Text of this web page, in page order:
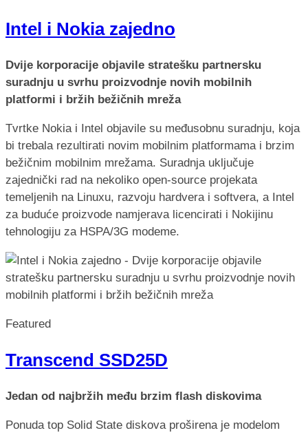
Intel i Nokia zajedno
Dvije korporacije objavile stratešku partnersku
suradnju u svrhu proizvodnje novih mobilnih
platformi i bržih bežičnih mreža
Tvrtke Nokia i Intel objavile su međusobnu suradnju, koja
bi trebala rezultirati novim mobilnim platformama i brzim
bežičnim mobilnim mrežama. Suradnja uključuje
zajednički rad na nekoliko open-source projekata
temeljenih na Linuxu, razvoju hardvera i softvera, a Intel
za buduće proizvode namjerava licencirati i Nokijinu
tehnologiju za HSPA/3G modeme.
Featured
Transcend SSD25D
Jedan od najbržih među brzim flash diskovima
Ponuda top Solid State diskova proširena je modelom